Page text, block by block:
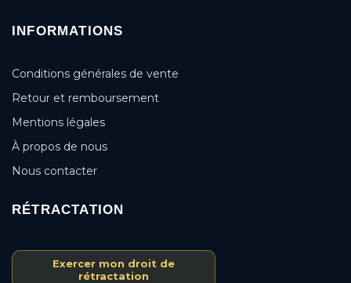
INFORMATIONS
Conditions générales de vente
Retour et remboursement
Mentions légales
À propos de nous
Nous contacter
RÉTRACTATION
Exercer mon droit de
rétractation